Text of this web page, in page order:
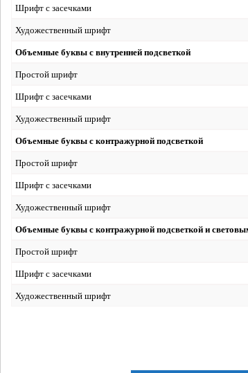
Шрифт с засечками
Художественный шрифт
Объемные буквы с внутренней подсветкой
Простой шрифт
Шрифт с засечками
Художественный шрифт
Объемные буквы с контражурной подсветкой
Простой шрифт
Шрифт с засечками
Художественный шрифт
Объемные буквы с контражурной подсветкой и
Простой шрифт
Шрифт с засечками
Художественный шрифт